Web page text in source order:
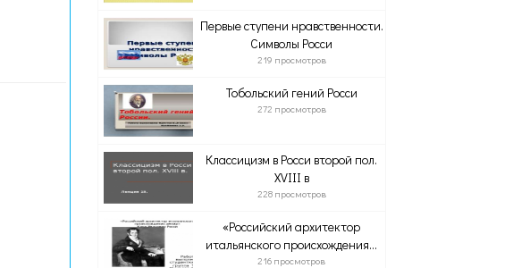
Первые ступени нравственности.
Символы Росси
219 просмотров
Тобольский гений Росси
272 просмотров
Классицизм в Росси второй пол.
XVІІІ в
228 просмотров
«Российский архитектор
итальянского происхождения...
216 просмотров